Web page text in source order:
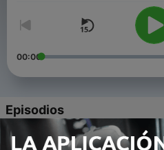
00:00
Episodios
- Ey3 Especial Frikiverso 1/2